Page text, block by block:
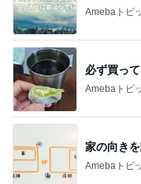
Amebaトピ
必ず買っ
Amebaトピ
家の向き
Amebaトピ